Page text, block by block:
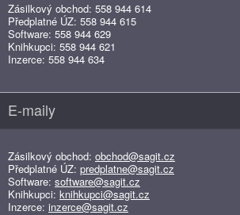
Zásilkový obchod: 558 944 614
Předplatné ÚZ: 558 944 615
Software: 558 944 629
Knihkupci: 558 944 621
Inzerce: 558 944 634
E-maily
Zásilkový obchod: obchod@sagit.cz
Předplatné ÚZ: predplatne@sagit.cz
Software: software@sagit.cz
Knihkupci: knihkupci@sagit.cz
Inzerce: inzerce@sagit.cz